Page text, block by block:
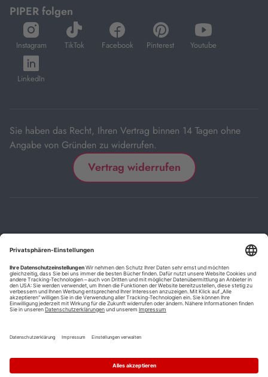
PIPER folgen
Instagram
öffnet
in
neuem
Tab
TikTok
öffnet
in
Facebook
öffnet
in
Pinterest
öffnet
in
Youtube
öffnet
in
LinkedIn
öffnet
in
Sie haben das Recht, Ihren Vertrag binnen 14 Tagen ohne
Angabe von Gründen zu widerrufen.
Vertrag widerrufen
BarrierefreiheitserklärungCookie-Einstellungen
*
Die mit Sternchen (*) gekennzeichneten Links sind Affiliate-Links.
Wenn Sie auf einen solchen Link klicken und auf der Zielseite etwas
kaufen, bekommen wir vom betreffenden Anbieter oder Online-Shop
Kauf oder Preis.
Mehrwertsteuer.
Versand innerhalb Deutschlands versandkostenfrei ab 9,00 €